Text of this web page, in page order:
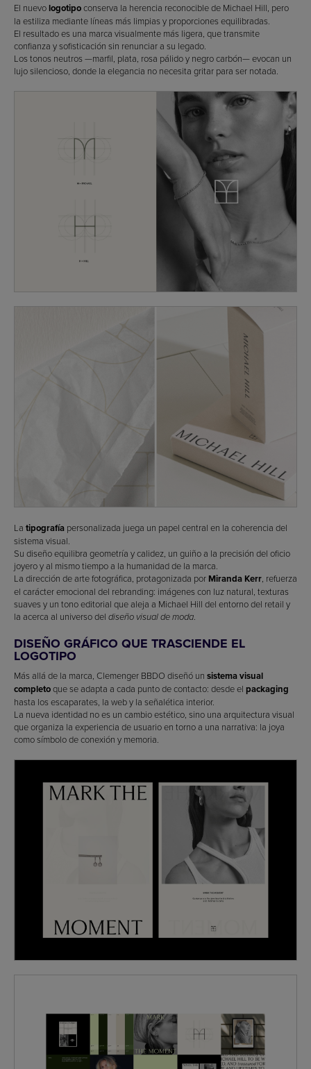
El nuevo logotipoconserva la herencia reconocible de Michael Hill, pero
la estiliza mediante líneas más limpias y proporciones equilibradas.
El resultado es una marca visualmente más ligera, que transmite
confianza y sofisticación sin renunciar a su legado.
Los tonos neutros —marfil, plata, rosa pálido y negro carbón— evocan un
lujo silencioso, donde la elegancia no necesita gritar para ser notada.
La tipografía personalizada juega un papel central en la coherencia del
sistema visual.
Su diseño equilibra geometría y calidez, un guiño a la precisión del oficio
joyero y al mismo tiempo a la humanidad de la marca.
La dirección de arte fotográfica, protagonizada por Miranda Kerr, refuerza
el carácter emocional del rebranding: imágenes con luz natural, texturas
suaves y un tono editorial que aleja a Michael Hill del entorno del retail y
la acerca al universo del diseño visual de moda.
DISEÑO GRÁFICO QUE TRASCIENDE EL
LOGOTIPO
Más allá de la marca, Clemenger BBDO diseñó un sistema visual
completoque se adapta a cada punto de contacto: desde el packaging
hasta los escaparates, la web y la señalética interior.
La nueva identidad no es un cambio estético, sino una arquitectura visual
que organiza la experiencia de usuario en torno a una narrativa: la joya
como símbolo de conexión y memoria.